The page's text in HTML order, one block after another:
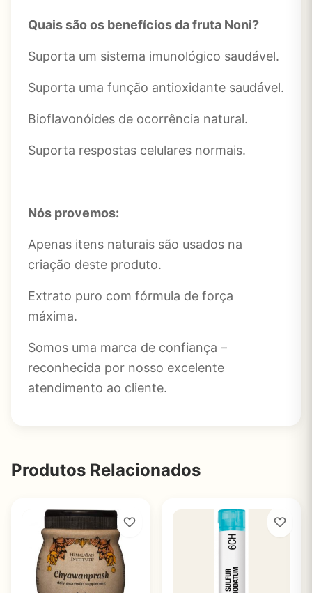
Quais são os benefícios da fruta Noni?
Suporta um sistema imunológico saudável.
Suporta uma função antioxidante saudável.
Bioflavonóides de ocorrência natural.
Suporta respostas celulares normais.
Nós provemos:
Apenas itens naturais são usados ​​na
criação deste produto.
Extrato puro com fórmula de força
máxima.
Somos uma marca de confiança –
reconhecida por nosso excelente
atendimento ao cliente.
Produtos Relacionados